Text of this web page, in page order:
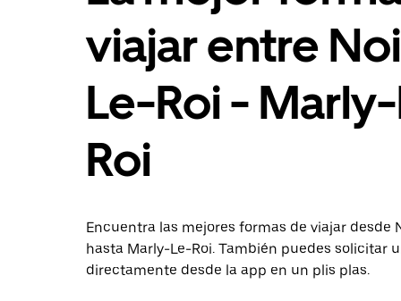
viajar entre
Le-Roi -
Roi
Encuentra las mejores formas de viajar desde
hasta Marly-Le-Roi. También puedes solicitar
directamente desde la app en un plis plas.